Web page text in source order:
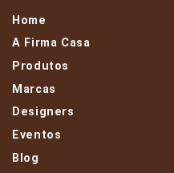
Home
A Firma Casa
Produtos
Marcas
Designers
Eventos
Blog